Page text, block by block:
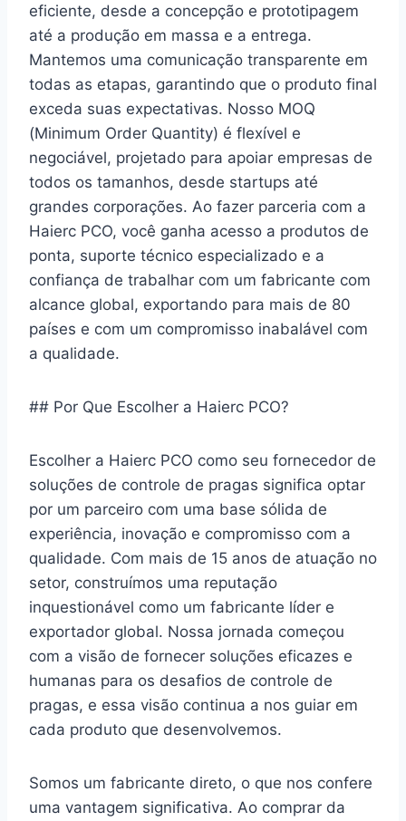
eficiente, desde a concepção e prototipagem
até a produção em massa e a entrega.
Mantemos uma comunicação transparente em
todas as etapas, garantindo que o produto final
exceda suas expectativas. Nosso MOQ
(Minimum Order Quantity) é flexível e
negociável, projetado para apoiar empresas de
todos os tamanhos, desde startups até
grandes corporações. Ao fazer parceria com a
Haierc PCO, você ganha acesso a produtos de
ponta, suporte técnico especializado e a
confiança de trabalhar com um fabricante com
alcance global, exportando para mais de 80
países e com um compromisso inabalável com
a qualidade.
## Por Que Escolher a Haierc PCO?
Escolher a Haierc PCO como seu fornecedor de
soluções de controle de pragas significa optar
por um parceiro com uma base sólida de
experiência, inovação e compromisso com a
qualidade. Com mais de 15 anos de atuação no
setor, construímos uma reputação
inquestionável como um fabricante líder e
exportador global. Nossa jornada começou
com a visão de fornecer soluções eficazes e
humanas para os desafios de controle de
pragas, e essa visão continua a nos guiar em
cada produto que desenvolvemos.
Somos um fabricante direto, o que nos confere
uma vantagem significativa. Ao comprar da